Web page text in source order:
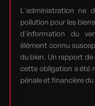
L'administration ne
pollution pour les
d'information du
élément connu
du bien. Un rapport
cette obligation a été
pénale et financière du